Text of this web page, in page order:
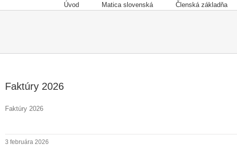
Úvod Matica slovenská Členská základňa
Faktúry 2026
Faktúry 2026
3 februára 2026